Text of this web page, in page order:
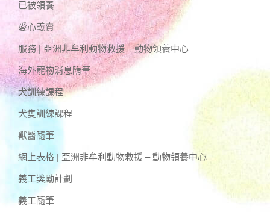
已被領養
愛心義賣
服務 | 亞洲非牟利動物救援 – 動物領養中心
海外寵物消息隋筆
犬訓練課程
犬隻訓練課程
獸醫隨筆
網上表格 | 亞洲非牟利動物救援 – 動物領養中心
義工獎勵計劃
義工隨筆